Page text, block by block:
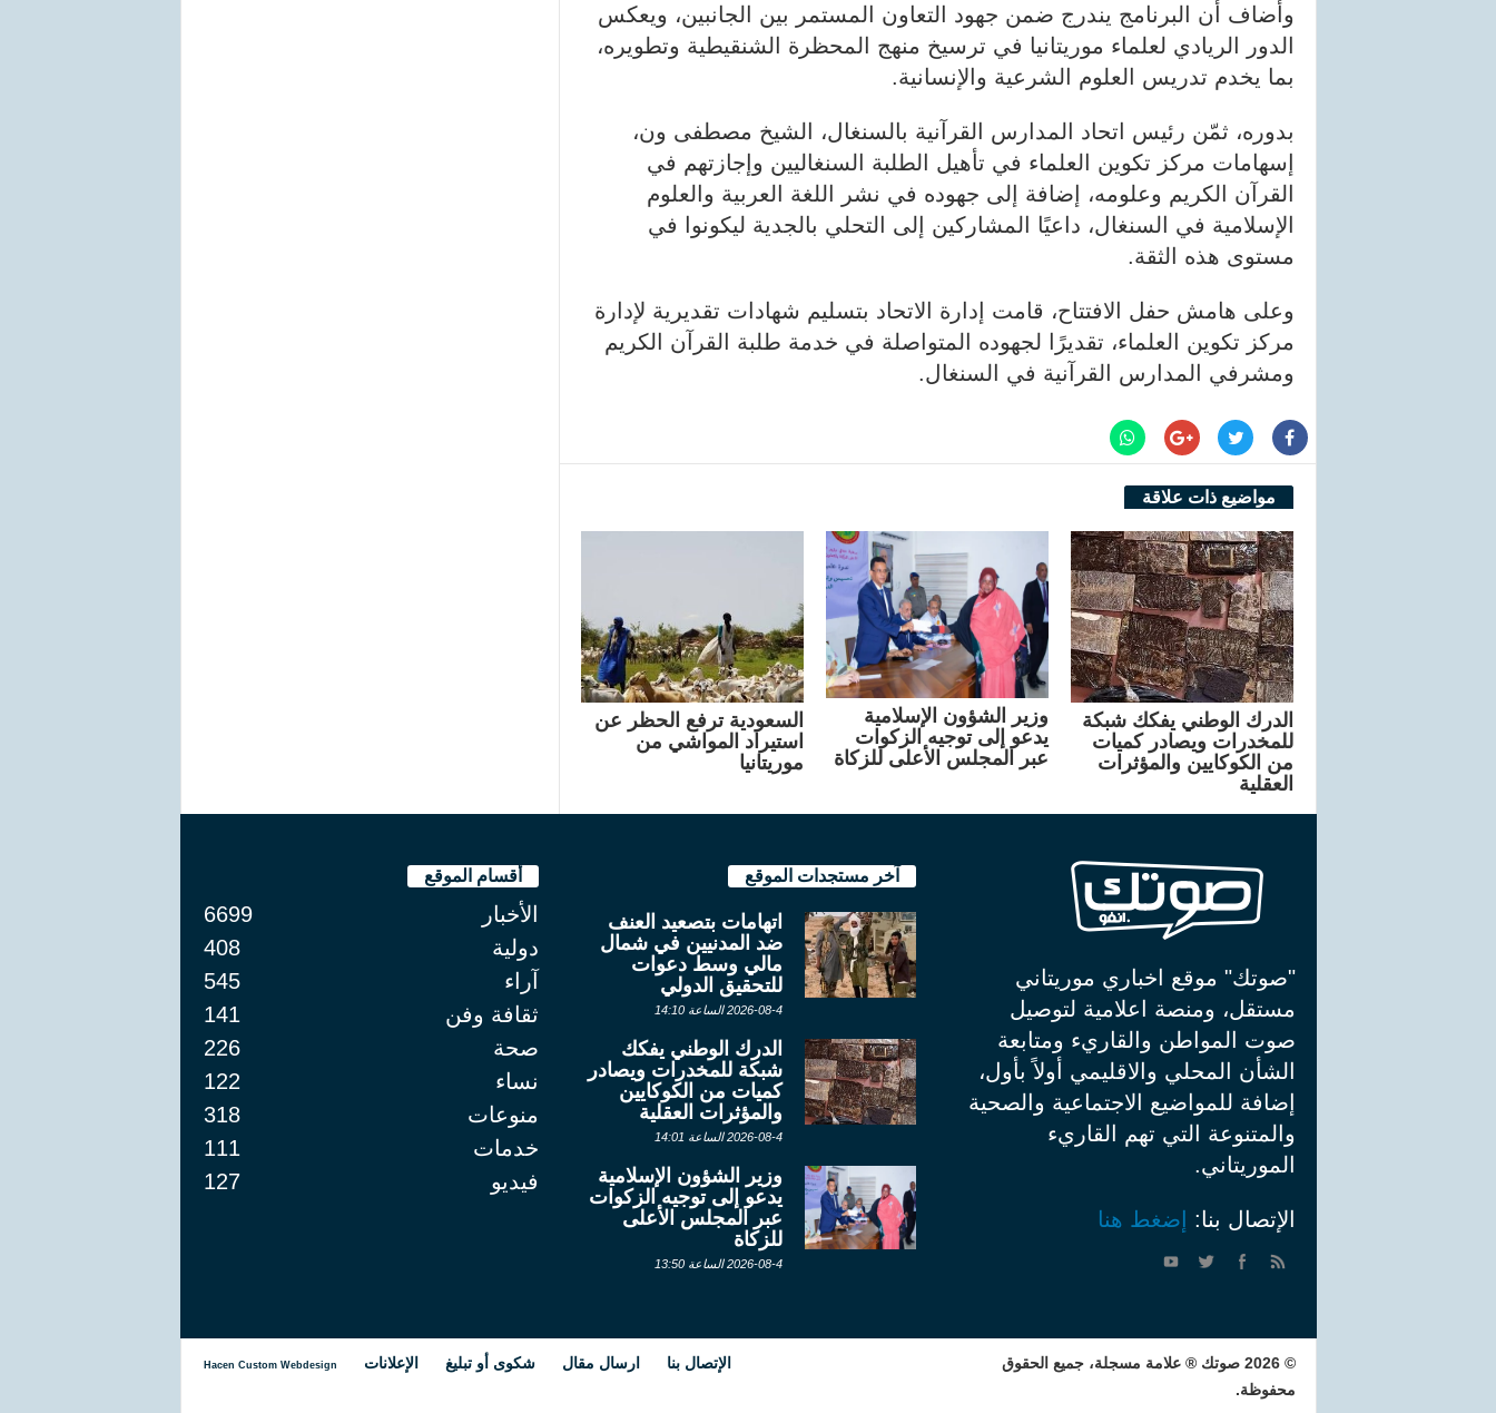
وأضاف أن البرنامج يندرج ضمن جهود التعاون المستمر بين الجانبين، ويعكس
الدور الريادي لعلماء موريتانيا في ترسيخ منهج المحظرة الشنقيطية وتطويره،
بما يخدم تدريس العلوم الشرعية والإنسانية.
بدوره، ثمّن رئيس اتحاد المدارس القرآنية بالسنغال، الشيخ مصطفى ون،
إسهامات مركز تكوين العلماء في تأهيل الطلبة السنغاليين وإجازتهم في
القرآن الكريم وعلومه، إضافة إلى جهوده في نشر اللغة العربية والعلوم
الإسلامية في السنغال، داعيًا المشاركين إلى التحلي بالجدية ليكونوا في
مستوى هذه الثقة.
وعلى هامش حفل الافتتاح، قامت إدارة الاتحاد بتسليم شهادات تقديرية لإدارة
مركز تكوين العلماء، تقديرًا لجهوده المتواصلة في خدمة طلبة القرآن الكريم
ومشرفي المدارس القرآنية في السنغال.
مواضيع ذات علاقة
الدرك الوطني يفكك شبكة
للمخدرات ويصادر كميات
من الكوكايين والمؤثرات
العقلية
وزير الشؤون الإسلامية
يدعو إلى توجيه الزكوات
عبر المجلس الأعلى للزكاة
السعودية ترفع الحظر عن
استيراد المواشي من
موريتانيا
"صوتك" موقع اخباري موريتاني
مستقل، ومنصة اعلامية لتوصيل
صوت المواطن والقاريء ومتابعة
الشأن المحلي والاقليمي أولاً بأول،
إضافة للمواضيع الاجتماعية والصحية
والمتنوعة التي تهم القاريء
الموريتاني.
الإتصال بنا: إضغط هنا
آخر مستجدات الموقع
اتهامات بتصعيد العنف
ضد المدنيين في شمال
مالي وسط دعوات
للتحقيق الدولي
2026-08-4 الساعة 14:10
الدرك الوطني يفكك
شبكة للمخدرات ويصادر
كميات من الكوكايين
والمؤثرات العقلية
2026-08-4 الساعة 14:01
وزير الشؤون الإسلامية
يدعو إلى توجيه الزكوات
عبر المجلس الأعلى
للزكاة
2026-08-4 الساعة 13:50
أقسام الموقع
الأخبار
6699
دولية
408
آراء
545
ثقافة وفن
141
صحة
226
نساء
122
منوعات
318
خدمات
111
فيديو
127
© 2026 صوتك ® علامة مسجلة، جميع الحقوق
محفوظة.
الإتصال بنا ارسال مقال شكوى أو تبليغ الإعلانات Hacen Custom Webdesign